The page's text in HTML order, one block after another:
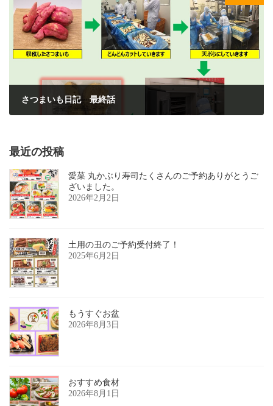
さつまいも日記 最終話
最近の投稿
愛菜 丸かぶり寿司たくさんのご予約ありがとうご
ざいました。
2026年2月2日
土用の丑のご予約受付終了！
2025年6月2日
もうすぐお盆
2026年8月3日
おすすめ食材
2026年8月1日